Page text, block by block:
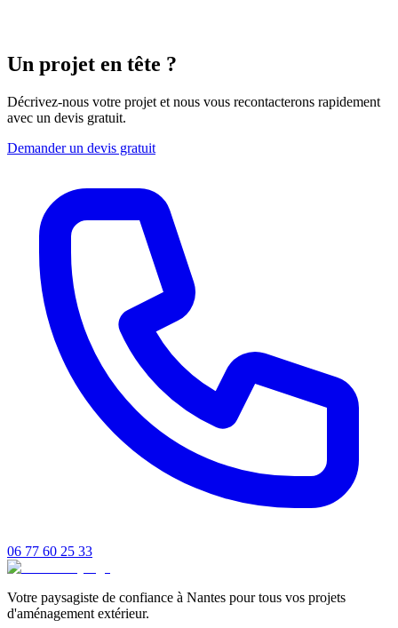
Un projet en tête ?
Décrivez-nous votre projet et nous vous recontacterons rapidement
avec un devis gratuit.
Demander un devis gratuit
06 77 60 25 33
Votre paysagiste de confiance à Nantes pour tous vos projets
d'aménagement extérieur.